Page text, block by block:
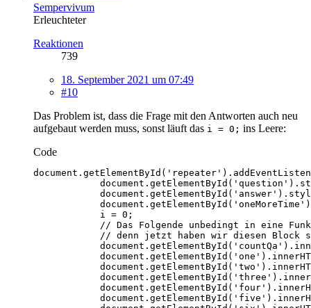
Sempervivum
Erleuchteter
Reaktionen
739
18. September 2021 um 07:49
#10
Das Problem ist, dass die Frage mit den Antworten auch neu
aufgebaut werden muss, sonst läuft das i = 0; ins Leere:
Code